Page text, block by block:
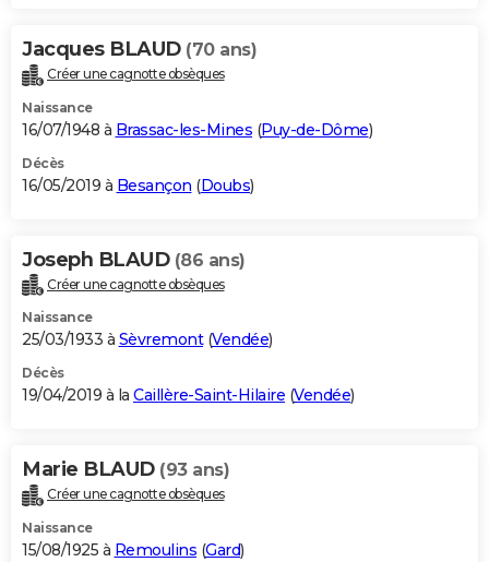
Jacques BLAUD (70 ans)
Créer une cagnotte obsèques
Naissance
16/07/1948 à Brassac-les-Mines (Puy-de-Dôme)
Décès
16/05/2019 à Besançon (Doubs)
Joseph BLAUD (86 ans)
Créer une cagnotte obsèques
Naissance
25/03/1933 à Sèvremont(Vendée)
Décès
19/04/2019 à la Caillère-Saint-Hilaire (Vendée)
Marie BLAUD (93 ans)
Créer une cagnotte obsèques
Naissance
15/08/1925 à Remoulins (Gard)